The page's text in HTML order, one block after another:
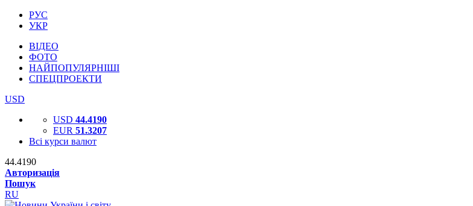
РУС
УКР
ВІДЕО
ФОТО
НАЙПОПУЛЯРНІШІ
СПЕЦПРОЕКТИ
USD
USD 44.4190
EUR 51.3207
Всі курси валют
44.4190
Авторизація
Пошук
RU